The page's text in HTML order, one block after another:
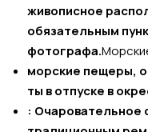
живописное
обязательным
фотографа.
морские пещеры,
ты в отпуске в
: Очаровательное